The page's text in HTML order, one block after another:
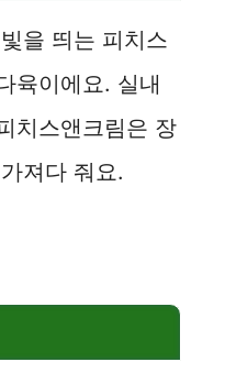
을 띄는 피치스
육이에요. 실내
치스앤크림은 장
져다 줘요.